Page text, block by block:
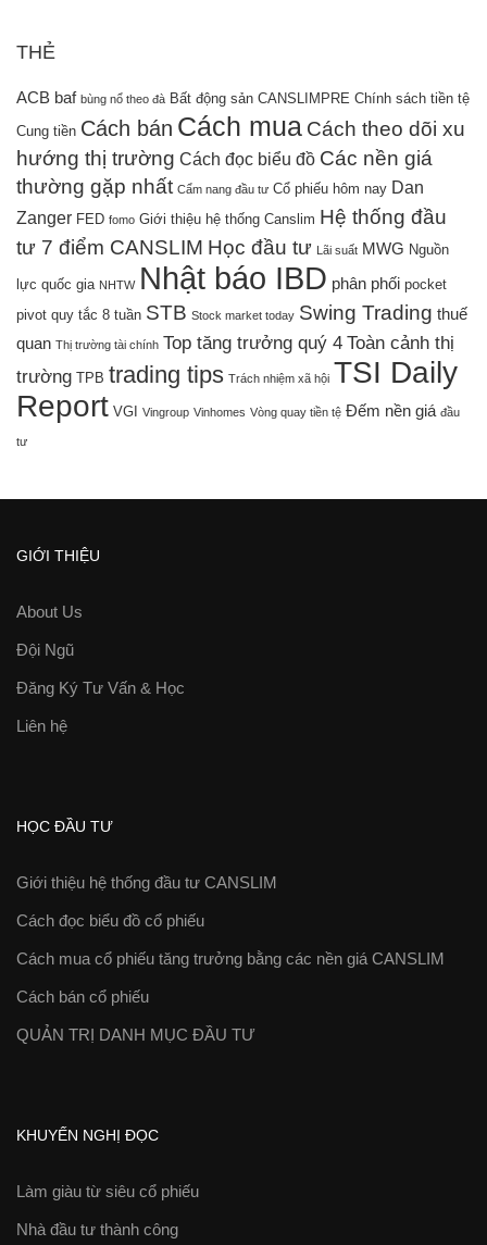
THẺ
ACB baf bùng nổ theo đà Bất động sản CANSLIMPRE Chính sách tiền tệ
Cung tiền Cách bán Cách mua Cách theo dõi xu
hướng thị trường Cách đọc biểu đồ Các nền giá
thường gặp nhất Cẩm nang đầu tư Cổ phiếu hôm nay Dan
Zanger FED fomo Giới thiệu hệ thống Canslim Hệ thống đầu
tư 7 điểm CANSLIM Học đầu tư Lãi suất MWG Nguồn
lực quốc gia NHTW Nhật báo IBD phân phối pocket
pivot quy tắc 8 tuần STB Stock market today Swing Trading thuế
quan Thị trường tài chính Top tăng trưởng quý 4 Toàn cảnh thị
trường TPB trading tips Trách nhiệm xã hội TSI Daily
Report VGI Vingroup Vinhomes Vòng quay tiền tệ Đếm nền giá đầu
tư
GIỚI THIỆU
About Us
Đội Ngũ
Đăng Ký Tư Vấn & Học
Liên hệ
HỌC ĐẦU TƯ
Giới thiệu hệ thống đầu tư CANSLIM
Cách đọc biểu đồ cổ phiếu
Cách mua cổ phiếu tăng trưởng bằng các nền giá CANSLIM
Cách bán cổ phiếu
QUẢN TRỊ DANH MỤC ĐẦU TƯ
KHUYẾN NGHỊ ĐỌC
Làm giàu từ siêu cổ phiếu
Nhà đầu tư thành công